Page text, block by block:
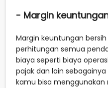
- Margin
Margin keuntungan
perhitungan semua
biaya seperti biaya
pajak dan lain
kamu bisa menggunakan